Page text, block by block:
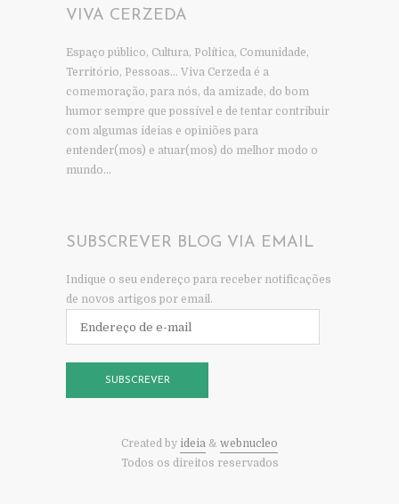
VIVA CERZEDA
Espaço público, Cultura, Política, Comunidade,
Território, Pessoas… Viva Cerzeda é a
comemoração, para nós, da amizade, do bom
humor sempre que possível e de tentar contribuir
com algumas ideias e opiniões para
entender(mos) e atuar(mos) do melhor modo o
mundo…
SUBSCREVER BLOG VIA EMAIL
Indique o seu endereço para receber notificações
de novos artigos por email.
SUBSCREVER
Created by ideia & webnucleo
Todos os direitos reservados